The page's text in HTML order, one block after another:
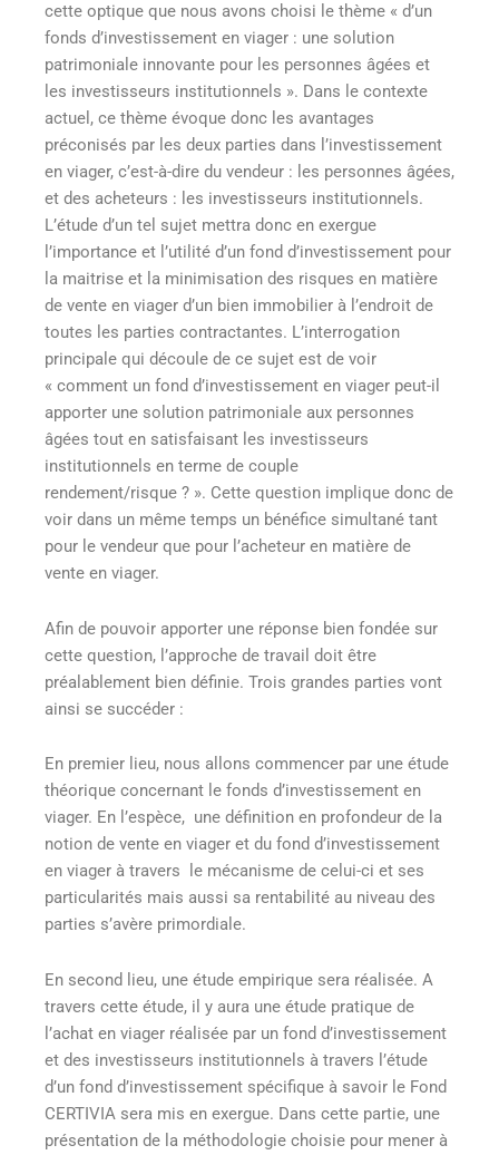
cette optique que nous avons choisi le thème « d’un
fonds d’investissement en viager : une solution
patrimoniale innovante pour les personnes âgées et
les investisseurs institutionnels ». Dans le contexte
actuel, ce thème évoque donc les avantages
préconisés par les deux parties dans l’investissement
en viager, c’est-à-dire du vendeur : les personnes âgées,
et des acheteurs : les investisseurs institutionnels.
L’étude d’un tel sujet mettra donc en exergue
l’importance et l’utilité d’un fond d’investissement pour
la maitrise et la minimisation des risques en matière
de vente en viager d’un bien immobilier à l’endroit de
toutes les parties contractantes. L’interrogation
principale qui découle de ce sujet est de voir
« comment un fond d’investissement en viager peut-il
apporter une solution patrimoniale aux personnes
âgées tout en satisfaisant les investisseurs
institutionnels en terme de couple
rendement/risque ? ». Cette question implique donc de
voir dans un même temps un bénéfice simultané tant
pour le vendeur que pour l’acheteur en matière de
vente en viager.
Afin de pouvoir apporter une réponse bien fondée sur
cette question, l’approche de travail doit être
préalablement bien définie. Trois grandes parties vont
ainsi se succéder :
En premier lieu, nous allons commencer par une étude
théorique concernant le fonds d’investissement en
viager. En l’espèce, une définition en profondeur de la
notion de vente en viager et du fond d’investissement
en viager à travers le mécanisme de celui-ci et ses
particularités mais aussi sa rentabilité au niveau des
parties s’avère primordiale.
En second lieu, une étude empirique sera réalisée. A
travers cette étude, il y aura une étude pratique de
l’achat en viager réalisée par un fond d’investissement
et des investisseurs institutionnels à travers l’étude
d’un fond d’investissement spécifique à savoir le Fond
CERTIVIA sera mis en exergue. Dans cette partie, une
présentation de la méthodologie choisie pour mener à